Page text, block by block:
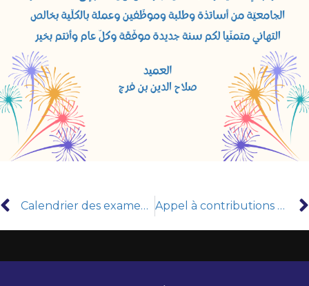
Calendrier des examens semestre 1 session janvier 2025 Appel à contributions pour le 4ème numéro de la Revue Joussour de l’Université de Tunis